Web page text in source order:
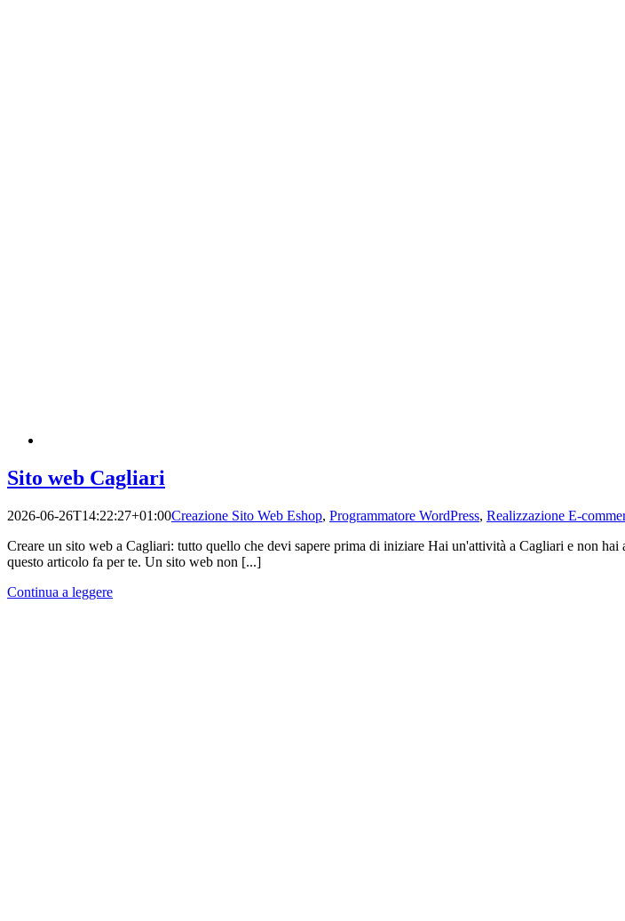
Sito web Cagliari
2026-06-26T14:22:27+01:00Creazione Sito Web Eshop, Programmatore WordPress, Realizzazione E-
Creare un sito web a Cagliari: tutto quello che devi sapere prima di iniziare Hai un'attività a Cagliari e non
questo articolo fa per te. Un sito web non [...]
Continua a leggere